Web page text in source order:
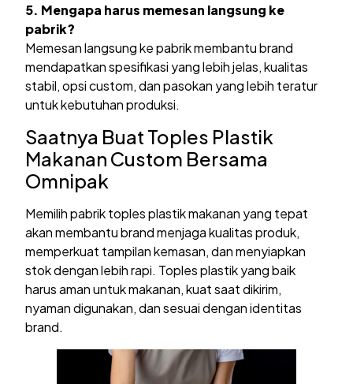
5. Mengapa harus memesan langsung ke
pabrik?
Memesan langsung ke pabrik membantu brand
mendapatkan spesifikasi yang lebih jelas, kualitas
stabil, opsi custom, dan pasokan yang lebih teratur
untuk kebutuhan produksi.
Saatnya Buat Toples Plastik
Makanan Custom Bersama
Omnipak
Memilih pabrik toples plastik makanan yang tepat
akan membantu brand menjaga kualitas produk,
memperkuat tampilan kemasan, dan menyiapkan
stok dengan lebih rapi. Toples plastik yang baik
harus aman untuk makanan, kuat saat dikirim,
nyaman digunakan, dan sesuai dengan identitas
brand.